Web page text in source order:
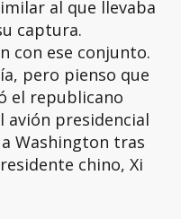
al que llevaba
captura.
con ese conjunto.
pero pienso que
el republicano
avión presidencial
Washington tras
chino, Xi